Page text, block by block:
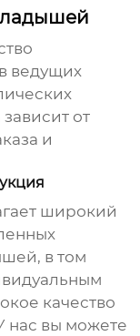
ведущих
от
и
широкий
, в том
качество
нас вы можете